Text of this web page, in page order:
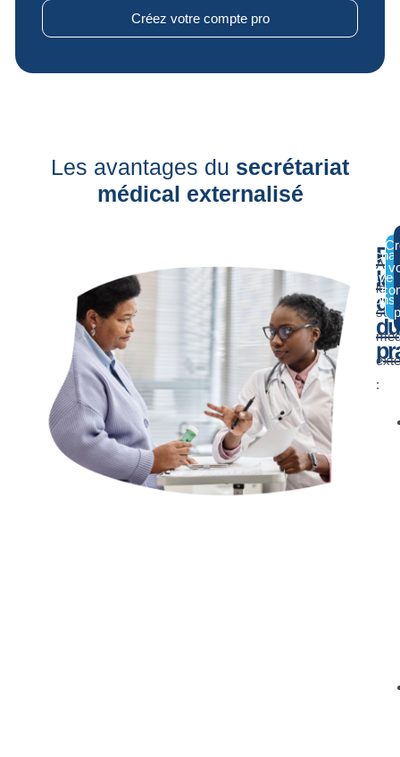
Créez votre compte pro
Les avantages du secrétariat
médical externalisé
le
du
le
: